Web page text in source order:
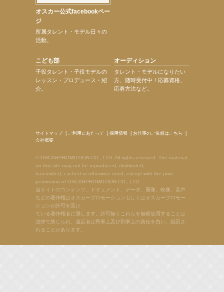
オスカー公式facebookペー
ジ
所属タレント・モデル日々の
活動。
こども部
子役タレント・子役モデルの
レッスン・プロデュース・紹
介。
オーディション
タレント・モデルになりたい
方、随時受付中！応募資格、
応募方法など。
サイトマップ| ご利用にあたって 採用情報 お仕事のご依頼はこちら
会社概要
© OSCARPROMOTION CO., LTD. All rights reserved. The material
on this site may not be reproduced, distributed,
transmitted, cached or otherwise used, except with the prior
permission of OSCARPROMOTION CO., LTD.
当サイトのコンテンツ、ドキュメント、データ、画像、映像、音声
などの著作権はオスカープロモーションもしくはオスカープロモー
ションが許可を受け
ている著作権者に属します。許可無くこれらを無断使用することは
法律で禁じられ、違反者は民事上及び刑事上の責任を負い、処罰さ
れることがあります。